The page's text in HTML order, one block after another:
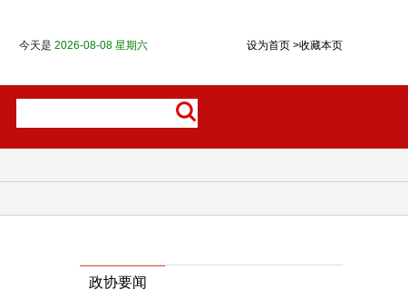
设为首页 >收藏本页
今天是 2026-08-08 星期六
政协要闻